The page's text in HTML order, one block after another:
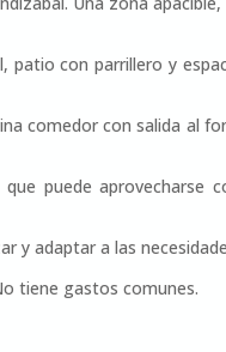
patio con parrillero y
comedor con salida al
puede aprovecharse
y adaptar a las
tiene gastos comunes.